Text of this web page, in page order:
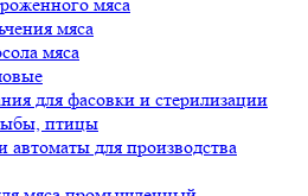
мяса
мяса
для фасовки и стерилизации
птицы
автоматы для производства